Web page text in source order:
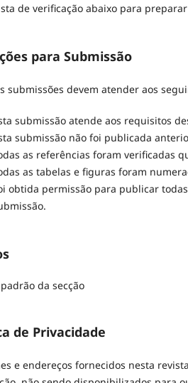
de verificação abaixo para
para Submissão
submissões devem atender aos
submissão atende aos requisitos
submissão não foi publicada
as referências foram verificadas
as tabelas e figuras foram
obtida permissão para publicar
da secção
de Privacidade
e endereços fornecidos nesta